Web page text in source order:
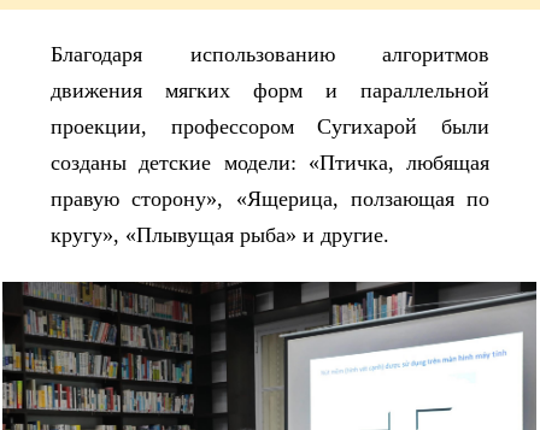
Благодаря использованию алгоритмов
движения мягких форм и параллельной
проекции, профессором Сугихарой были
созданы детские модели: «Птичка, любящая
правую сторону», «Ящерица, ползающая по
кругу», «Плывущая рыба» и другие.